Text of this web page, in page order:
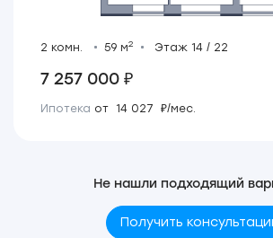
2 комн. 59 м2 Этаж 14 / 22
7 257 000 ₽
Ипотека от 14 027 ₽/мес.
Не нашли подходящий
Получить